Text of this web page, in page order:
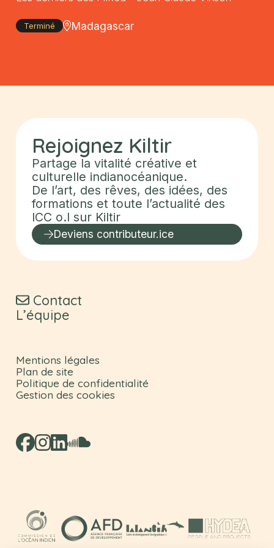
Terminé Madagascar
Rejoignez Kiltir
Partage la vitalité créative et
culturelle indianocéanique.
De l’art, des rêves, des idées, des
formations et toute l’actualité des
ICC o.I sur Kiltir
Deviens contributeur.ice
Contact
L’équipe
Mentions légales
Plan de site
Politique de confidentialité
Gestion des cookies